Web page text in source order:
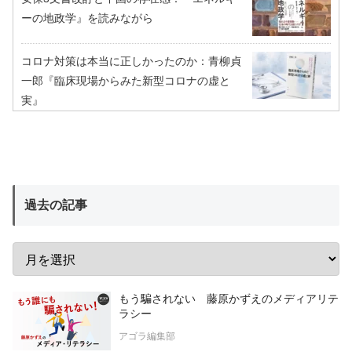
ーの地政学』を読みながら
コロナ対策は本当に正しかったのか：青柳貞
一郎『臨床現場からみた新型コロナの虚と
実』
過去の記事
もう騙されない 藤原かずえのメディアリテ
ラシー
アゴラ編集部